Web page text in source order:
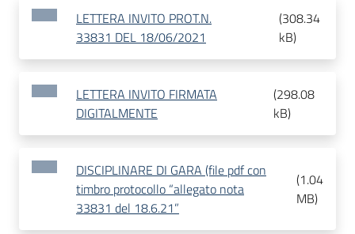
LETTERA INVITO PROT.N.
33831 DEL 18/06/2021
(308.34
kB)
LETTERA INVITO FIRMATA
DIGITALMENTE
(298.08
kB)
DISCIPLINARE DI GARA (file pdf con
timbro protocollo “allegato nota
33831 del 18.6.21”
(1.04
MB)